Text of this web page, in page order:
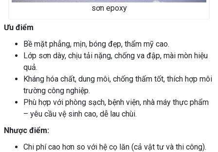
sơn epoxy
Ưu điểm
Bề mặt phẳng, mịn, bóng đẹp, thẩm mỹ cao.
Lớp sơn dày, chịu tải nặng, chống va đập, mài mòn hiệu
quả.
Kháng hóa chất, dung môi, chống thấm tốt, thích hợp môi
trường công nghiệp.
Phù hợp với phòng sạch, bệnh viện, nhà máy thực phẩm
– yêu cầu vệ sinh cao, dễ lau chùi.
Nhược điểm:
Chi phí cao hơn so với hệ cọ lăn (cả vật tư và thi công).